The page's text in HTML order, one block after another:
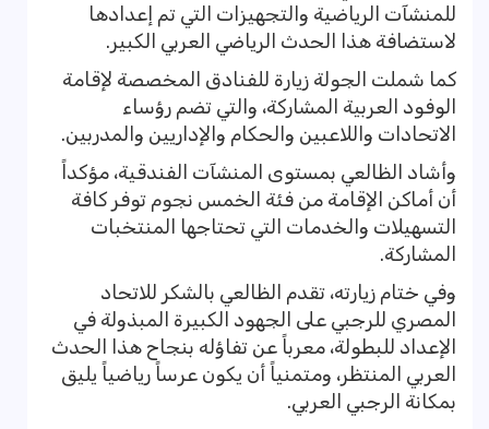
للمنشآت الرياضية والتجهيزات التي تم إعدادها
لاستضافة هذا الحدث الرياضي العربي الكبير.
كما شملت الجولة زيارة للفنادق المخصصة لإقامة
الوفود العربية المشاركة، والتي تضم رؤساء
الاتحادات واللاعبين والحكام والإداريين والمدربين.
وأشاد الظالعي بمستوى المنشآت الفندقية، مؤكداً
أن أماكن الإقامة من فئة الخمس نجوم توفر كافة
التسهيلات والخدمات التي تحتاجها المنتخبات
المشاركة.
وفي ختام زيارته، تقدم الظالعي بالشكر للاتحاد
المصري للرجبي على الجهود الكبيرة المبذولة في
الإعداد للبطولة، معرباً عن تفاؤله بنجاح هذا الحدث
العربي المنتظر، ومتمنياً أن يكون عرساً رياضياً يليق
بمكانة الرجبي العربي.